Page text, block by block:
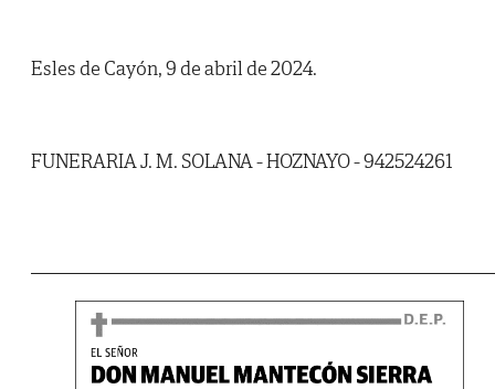
Esles de Cayón, 9 de abril de 2024.
FUNERARIA J. M. SOLANA - HOZNAYO - 942524261